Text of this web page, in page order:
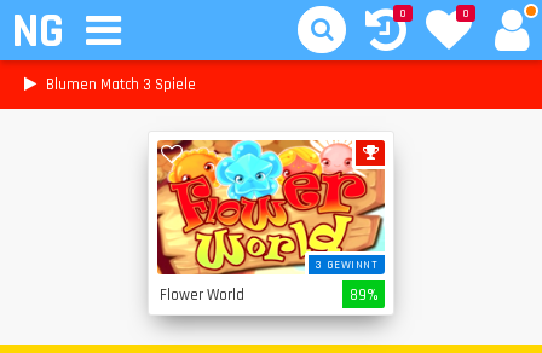
NG 0
0
Blumen Match 3 Spiele
3 GEWINNT
Flower World 89%